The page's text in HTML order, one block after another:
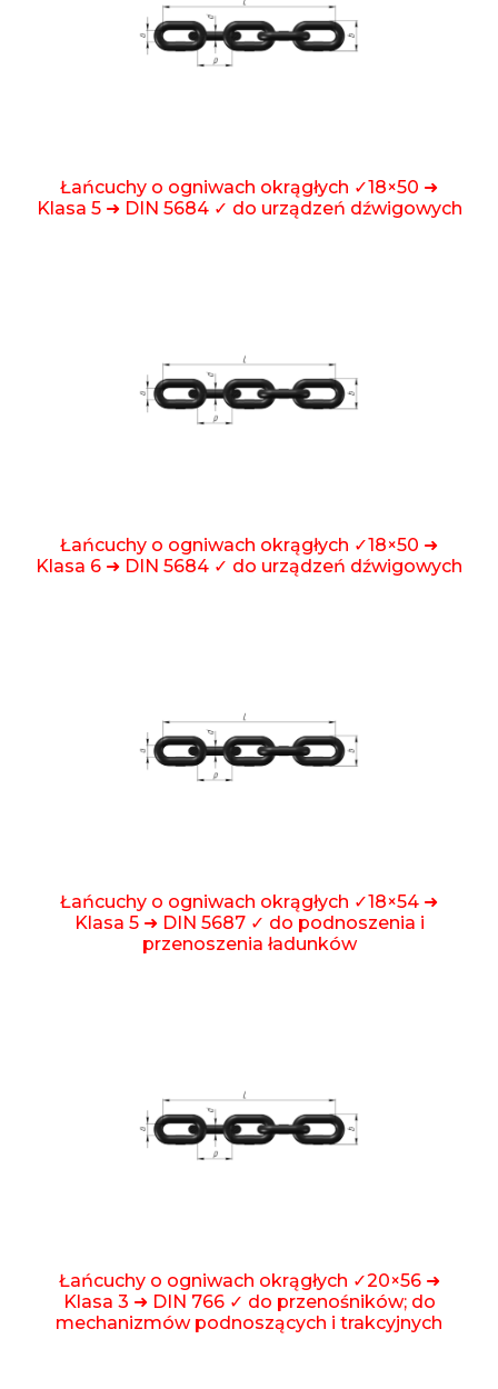
Łańcuchy o ogniwach okrągłych ✓18×50 ➜
Klasa 5 ➜ DIN 5684 ✓ do urządzeń dźwigowych
Łańcuchy o ogniwach okrągłych ✓18×50 ➜
Klasa 6 ➜ DIN 5684 ✓ do urządzeń dźwigowych
Łańcuchy o ogniwach okrągłych ✓18×54 ➜
Klasa 5 ➜ DIN 5687 ✓ do podnoszenia i
przenoszenia ładunków
Łańcuchy o ogniwach okrągłych ✓20×56 ➜
Klasa 3 ➜ DIN 766 ✓ do przenośników; do
mechanizmów podnoszących i trakcyjnych